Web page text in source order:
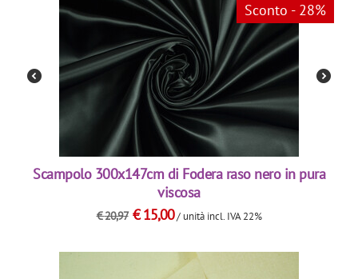
Sconto - 28%
Scampolo 300x147cm di Fodera raso nero in pura
viscosa
€20,97 €15,00 / unità incl. IVA 22%